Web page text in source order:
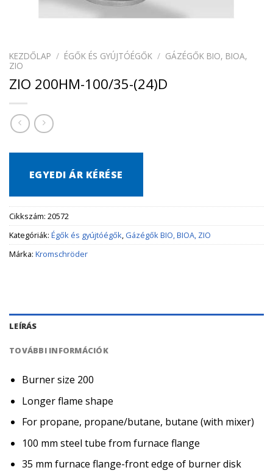
KEZDŐLAP / ÉGŐK ÉS GYÚJTÓÉGŐK / GÁZÉGŐK BIO, BIOA,
ZIO
ZIO 200HM-100/35-(24)D
EGYEDI ÁR KÉRÉSE
Cikkszám: 20572
Kategóriák: Égők és gyújtóégők, Gázégők BIO, BIOA, ZIO
Márka: Kromschröder
LEÍRÁS
TOVÁBBI INFORMÁCIÓK
Burner size 200
Longer flame shape
For propane, propane/butane, butane (with mixer)
100 mm steel tube from furnace flange
35 mm furnace flange-front edge of burner disk